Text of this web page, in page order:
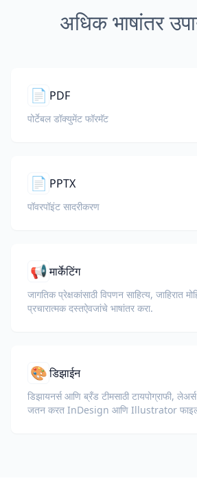
अधिक भाषांतर
📄 PDF
पोर्टेबल डॉक्युमेंट फॉरमॅट
📄 PPTX
पॉवरपॉइंट सादरीकरण
📢मार्केटिंग
जागतिक प्रेक्षकांसाठी विपणन साहित्य, जाहिरात
प्रचारात्मक दस्तऐवजांचे भाषांतर करा.
🎨डिझाईन
डिझायनर्स आणि ब्रँड टीमसाठी टायपोग्राफी,
जतन करत InDesign आणि Illustrator